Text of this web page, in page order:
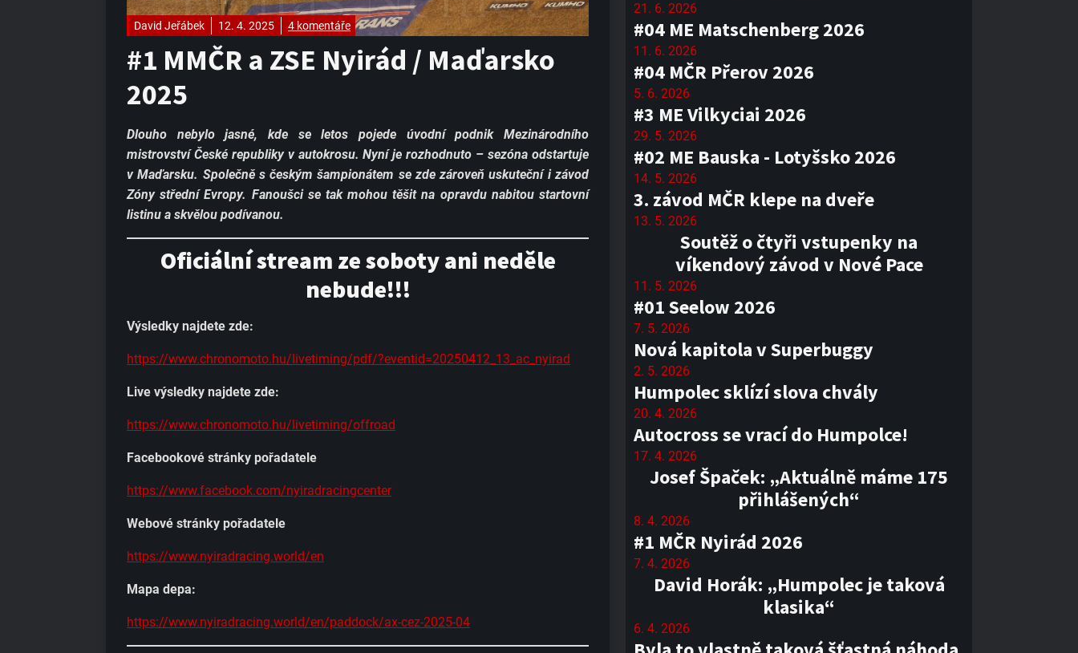
David Jeřábek 12. 4. 2025 4 komentáře
#1 MMČR a ZSE Nyirád / Maďarsko
2025
Dlouho nebylo jasné, kde se letos pojede úvodní podnik Mezinárodního
mistrovství České republiky v autokrosu. Nyní je rozhodnuto – sezóna odstartuje
v Maďarsku. Společně s českým šampionátem se zde zároveň uskuteční i závod
Zóny střední Evropy. Fanoušci se tak mohou těšit na opravdu nabitou startovní
listinu a skvělou podívanou.
Oficiální stream ze soboty ani neděle
nebude!!!
Výsledky najdete zde:
https://www.chronomoto.hu/livetiming/pdf/?eventid=20250412_13_ac_nyirad
Live výsledky najdete zde:
https://www.chronomoto.hu/livetiming/offroad
Facebookové stránky pořadatele
https://www.facebook.com/nyiradracingcenter
Webové stránky pořadatele
https://www.nyiradracing.world/en
Mapa depa:
https://www.nyiradracing.world/en/paddock/ax-cez-2025-04
21. 6. 2026
#04 ME Matschenberg 2026
11. 6. 2026
#04 MČR Přerov 2026
5. 6. 2026
#3 ME Vilkyciai 2026
29. 5. 2026
#02 ME Bauska - Lotyšsko 2026
14. 5. 2026
3. závod MČR klepe na dveře
13. 5. 2026
Soutěž o čtyři vstupenky na
víkendový závod v Nové Pace
11. 5. 2026
#01 Seelow 2026
7. 5. 2026
Nová kapitola v Superbuggy
2. 5. 2026
Humpolec sklízí slova chvály
20. 4. 2026
Autocross se vrací do Humpolce!
17. 4. 2026
Josef Špaček: „Aktuálně máme 175
přihlášených“
8. 4. 2026
#1 MČR Nyirád 2026
7. 4. 2026
David Horák: „Humpolec je taková
klasika“
6. 4. 2026